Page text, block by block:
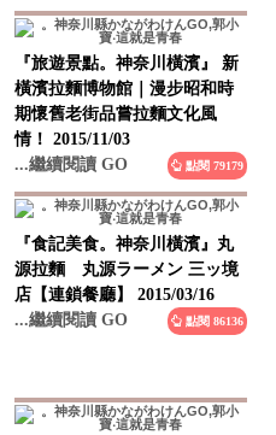
『旅遊景點。神奈川橫濱』 新
橫濱拉麵博物館｜漫步昭和時
期懷舊老街品嘗拉麵文化風
情！ 2015/11/03
...繼續閱讀 GO
『食記美食。神奈川橫濱』丸
源拉麵 丸源ラーメン 三ッ境
店【連鎖餐廳】 2015/03/16
...繼續閱讀 GO
點閱 86136
『旅遊景點。神奈川川崎』香